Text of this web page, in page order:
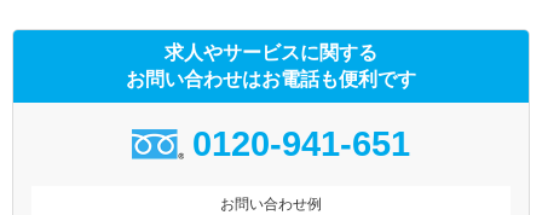
求人やサービスに関する
お問い合わせはお電話も便利です
0120-941-651
お問い合わせ例